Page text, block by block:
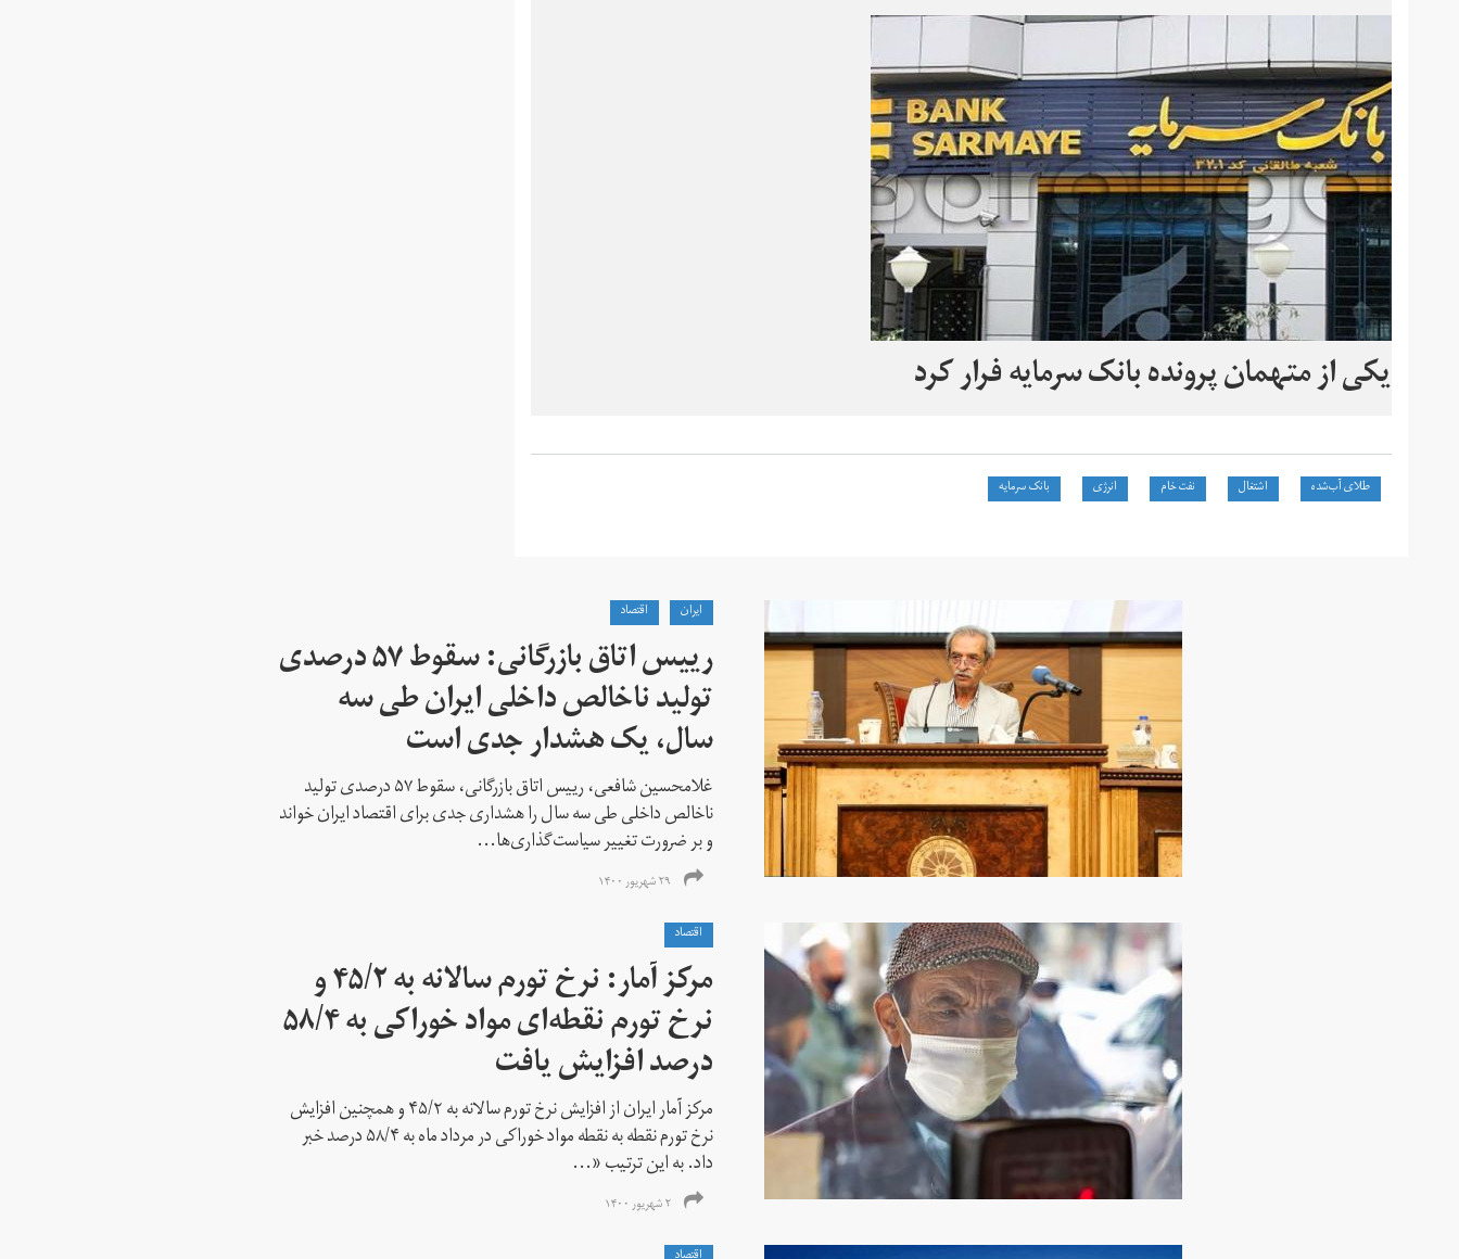
یکی از متهمان پرونده بانک سرمایه فرار کرد
طلای آب‌شده اشتغال نفت خام انرژی بانک سرمایه
ايران اقتصاد
رییس اتاق بازرگانی: سقوط ۵۷ درصدی
تولید ناخالص داخلی ایران طی سه
سال، یک هشدار جدی است
غلامحسین شافعی، رییس اتاق بازرگانی، سقوط ۵۷ درصدی تولید
ناخالص داخلی طی سه سال را هشداری جدی برای اقتصاد ایران خواند
و بر ضرورت تغییر سیاست‌گذاری‌ها...
۲۹ شهریور ۱۴۰۰
اقتصاد
مرکز آمار: نرخ تورم سالانه به ۴۵/۲ و
نرخ تورم نقطه‌ای مواد خوراکی به ۵۸/۴
درصد افزایش یافت
مرکز آمار ایران از افزایش نرخ تورم سالانه به ۴۵/۲ و همچنین افزایش
نرخ تورم نقطه به نقطه مواد خوراکی در مرداد ماه به ۵۸/۴ درصد خبر
داد. به این ترتیب «...
۲ شهریور ۱۴۰۰